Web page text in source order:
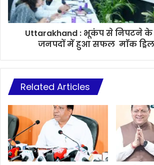
Uttarakhand : भूकंप से निपटने के
जनपदों में हुआ सफल माॅक
Related Articles